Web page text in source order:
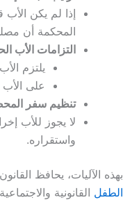
إذا لم يكن الأب
المحكمة أن
التزامات الأب
يلتزم
على
تنظيم سفر
لا يجوز للأب
واستقراره.
بهذه الآليات، يحافظ
الطفل القانونية